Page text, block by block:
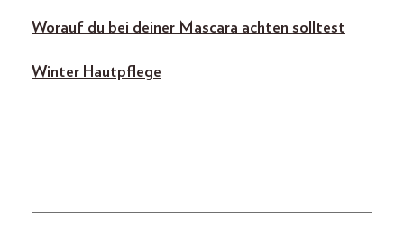
Worauf du bei deiner Mascara achten solltest
Winter Hautpflege